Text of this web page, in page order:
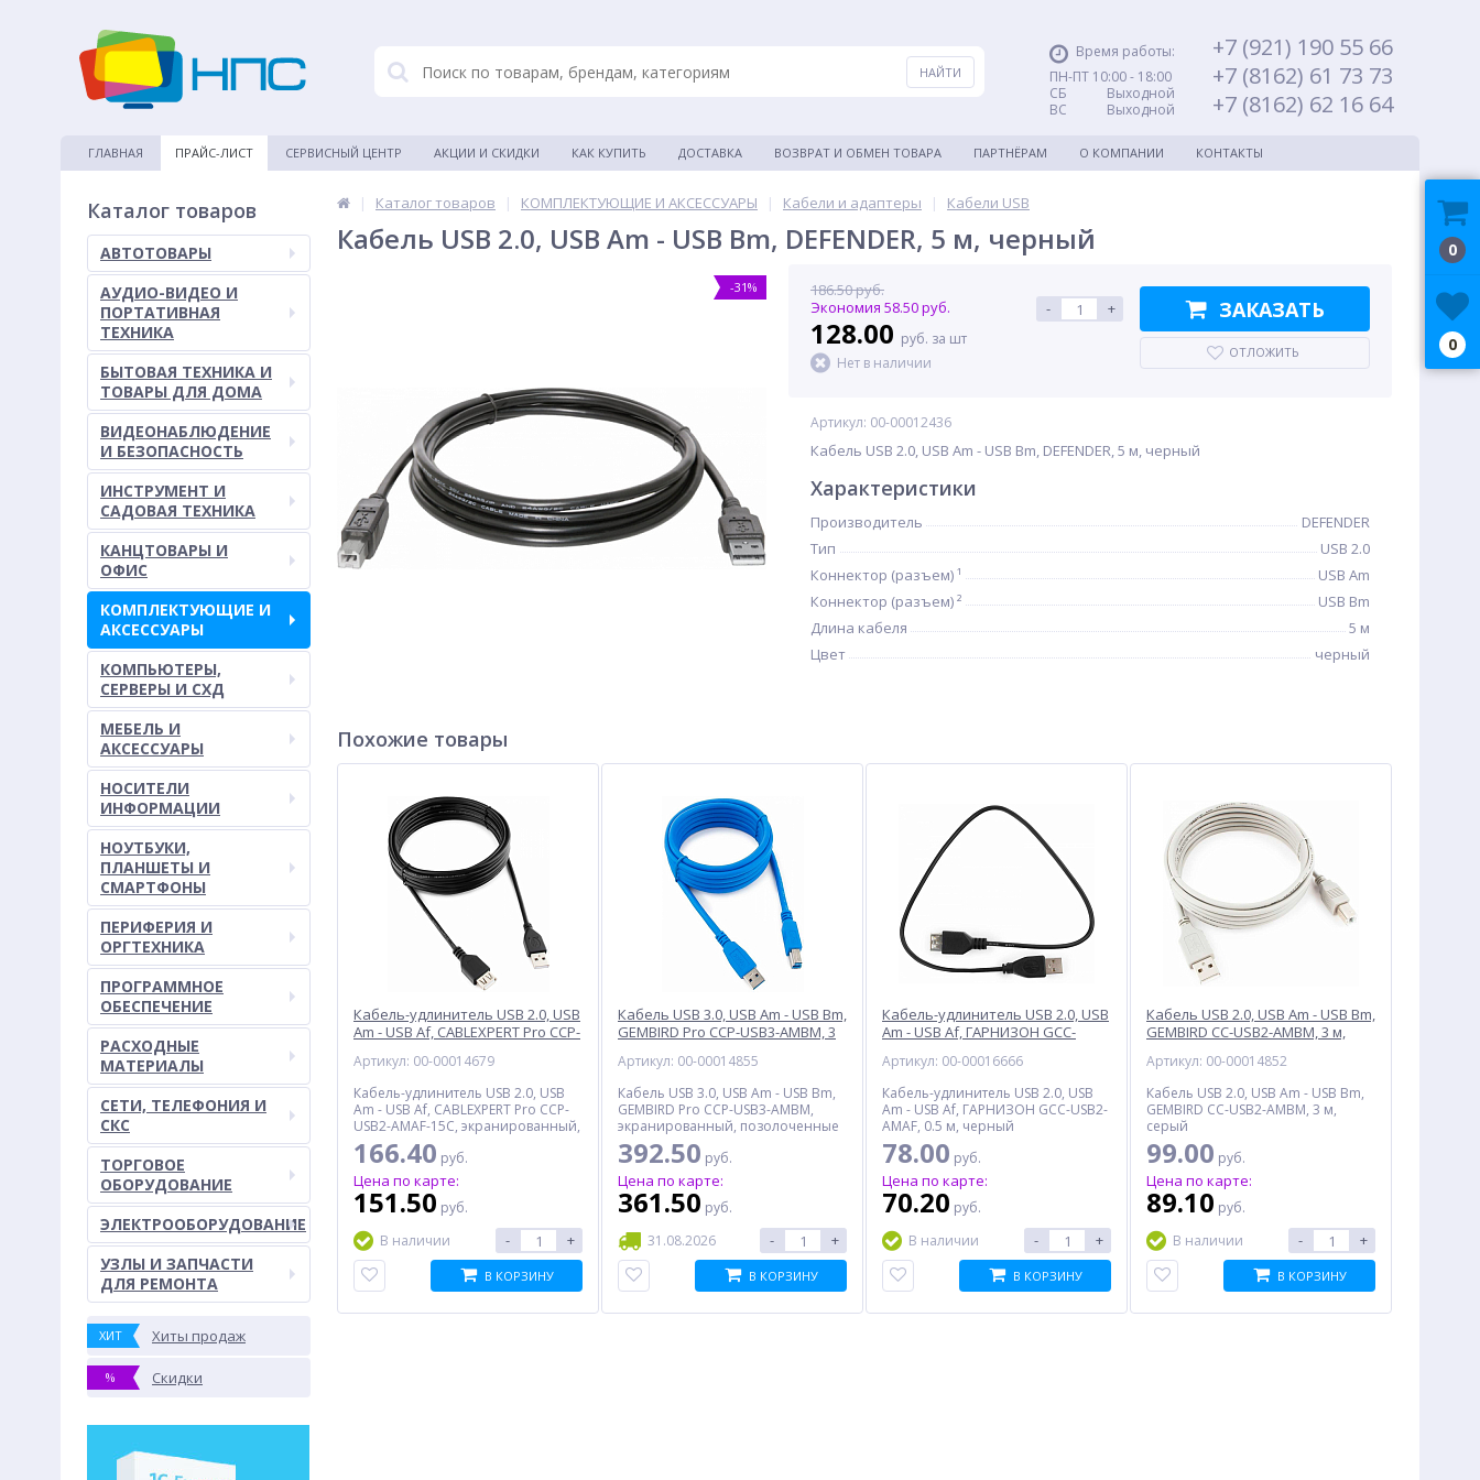
Время работы:
ПН-ПТ 10:00 - 18:00
СБ Выходной
ВС Выходной
+7 (921) 190 55 66
+7 (8162) 61 73 73
+7 (8162) 62 16 64
ГЛАВНАЯ ПРАЙС-ЛИСТ СЕРВИСНЫЙ ЦЕНТР АКЦИИ И СКИДКИ КАК КУПИТЬ ДОСТАВКА ВОЗВРАТ И ОБМЕН ТОВАРА ПАРТНЁРАМ О КОМПАНИИ КОНТАКТЫ
Каталог товаров
АВТОТОВАРЫ
АУДИО-ВИДЕО И
ПОРТАТИВНАЯ
ТЕХНИКА
БЫТОВАЯ ТЕХНИКА И
ТОВАРЫ ДЛЯ ДОМА
ВИДЕОНАБЛЮДЕНИЕ
И БЕЗОПАСНОСТЬ
ИНСТРУМЕНТ И
САДОВАЯ ТЕХНИКА
КАНЦТОВАРЫ И
ОФИС
КОМПЛЕКТУЮЩИЕ И
АКСЕССУАРЫ
КОМПЬЮТЕРЫ,
СЕРВЕРЫ И СХД
МЕБЕЛЬ И
АКСЕССУАРЫ
НОСИТЕЛИ
ИНФОРМАЦИИ
НОУТБУКИ,
ПЛАНШЕТЫ И
СМАРТФОНЫ
ПЕРИФЕРИЯ И
ОРГТЕХНИКА
ПРОГРАММНОЕ
ОБЕСПЕЧЕНИЕ
РАСХОДНЫЕ
МАТЕРИАЛЫ
СЕТИ, ТЕЛЕФОНИЯ И
СКС
ТОРГОВОЕ
ОБОРУДОВАНИЕ
ЭЛЕКТРООБОРУДОВАНИЕ
УЗЛЫ И ЗАПЧАСТИ
ДЛЯ РЕМОНТА
ХИТ Хиты продаж
% Скидки
| Каталог товаров | КОМПЛЕКТУЮЩИЕ И АКСЕССУАРЫ | Кабели и адаптеры | Кабели USB
Кабель USB 2.0, USB Am - USB Bm, DEFENDER, 5 м, черный
-31%
186.50 руб.
Экономия 58.50 руб.
128.00 руб. за шт
Нет в наличии
- + ЗАКАЗАТЬ
ОТЛОЖИТЬ
Артикул: 00-00012436
Кабель USB 2.0, USB Am - USB Bm, DEFENDER, 5 м, черный
Характеристики
Производитель
DEFENDER
Тип
USB 2.0
Коннектор (разъем) ¹
USB Am
Коннектор (разъем) ²
USB Bm
Длина кабеля
5 м
Цвет
черный
Похожие товары
Кабель-удлинитель USB 2.0, USB
Am - USB Af, CABLEXPERT Pro CCP-
Артикул: 00-00014679
Кабель-удлинитель USB 2.0, USB
Am - USB Af, CABLEXPERT Pro CCP-
USB2-AMAF-15C, экранированный,
4.5 м, черный
166.40 руб.
Цена по карте:
151.50 руб.
В наличии
- +
В КОРЗИНУ
Кабель USB 3.0, USB Am - USB Bm,
GEMBIRD Pro CCP-USB3-AMBM, 3
Артикул: 00-00014855
Кабель USB 3.0, USB Am - USB Bm,
GEMBIRD Pro CCP-USB3-AMBM,
экранированный, позолоченные
контакты, 3 м, синий
392.50 руб.
Цена по карте:
361.50 руб.
31.08.2026
- +
В КОРЗИНУ
Кабель-удлинитель USB 2.0, USB
Am - USB Af, ГАРНИЗОН GCC-
Артикул: 00-00016666
Кабель-удлинитель USB 2.0, USB
Am - USB Af, ГАРНИЗОН GCC-USB2-
AMAF, 0.5 м, черный
78.00 руб.
Цена по карте:
70.20 руб.
В наличии
- +
В КОРЗИНУ
Кабель USB 2.0, USB Am - USB Bm,
GEMBIRD CC-USB2-AMBM, 3 м,
Артикул: 00-00014852
Кабель USB 2.0, USB Am - USB Bm,
GEMBIRD CC-USB2-AMBM, 3 м,
серый
99.00 руб.
Цена по карте:
89.10 руб.
В наличии
- +
В КОРЗИНУ
0
0